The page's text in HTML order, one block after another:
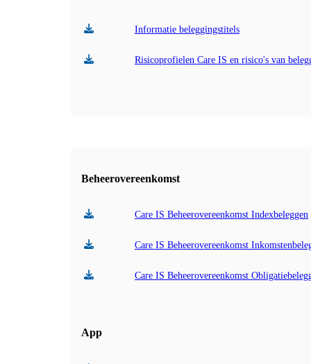
Informatie beleggingstitels
Risicoprofielen Care IS en risico's van
Beheerovereenkomst
Care IS Beheerovereenkomst Indexbeleggen
Care IS Beheerovereenkomst
Care IS Beheerovereenkomst
App